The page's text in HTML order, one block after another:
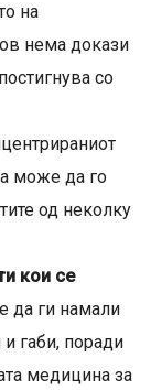
на
нема докази
со
може да го
од неколку
кои се
да ги намали
габи, поради
медицина за